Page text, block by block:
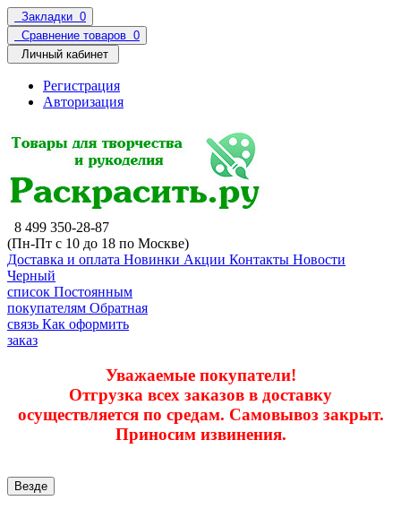
Закладки 0
Сравнение товаров 0
Личный кабинет
Регистрация
Авторизация
8 499 350-28-87
(Пн-Пт с 10 до 18 по Москве)
Доставка и оплата Новинки Акции Контакты Новости
Черный
список Постоянным
покупателям Обратная
связь Как оформить
заказ
Уважаемые покупатели!
Отгрузка всех заказов в доставку
осуществляется по средам. Самовывоз закрыт.
Приносим извинения.
Везде